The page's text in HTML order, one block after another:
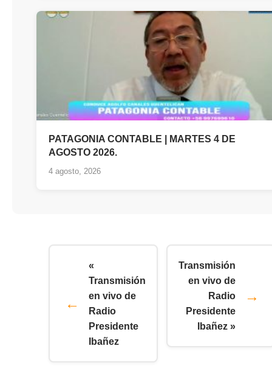
PATAGONIA CONTABLE | MARTES 4 DE
AGOSTO 2026.
4 agosto, 2026
«
Transmisión
en vivo de
Radio
Presidente
Ibañez
Transmisión
en vivo de
Radio
Presidente
Ibañez »